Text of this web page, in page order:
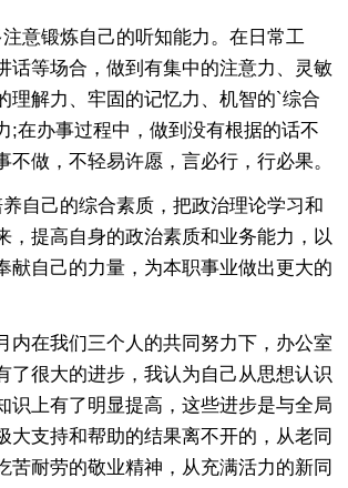
锻炼自己的听知能力。在日常工
话等场合，做到有集中的注意力、灵敏
理解力、牢固的记忆力、机智的`综合
;在办事过程中，做到没有根据的话不
不做，不轻易许愿，言必行，行必果。
己的综合素质，把政治理论学习和
，提高自身的政治素质和业务能力，以
献自己的力量，为本职事业做出更大的
在我们三个人的共同努力下，办公室
了很大的进步，我认为自己从思想认识
识上有了明显提高，这些进步是与全局
大支持和帮助的结果离不开的，从老同
苦耐劳的敬业精神，从充满活力的新同